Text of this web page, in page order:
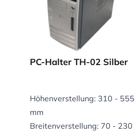
PC-Halter TH-02 Silber
Höhenverstellung: 310 - 555
mm
Breitenverstellung: 70 - 230